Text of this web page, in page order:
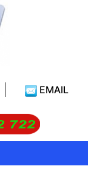
EMAIL